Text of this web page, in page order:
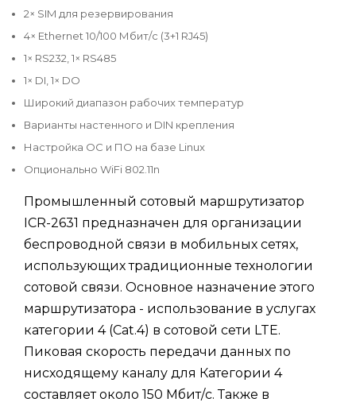
2× SIM для резервирования
4× Ethernet 10/100 Мбит/с (3+1 RJ45)
1× RS232, 1× RS485
1× DI, 1× DO
Широкий диапазон рабочих температур
Варианты настенного и DIN крепления
Настройка ОС и ПО на базе Linux
Опционально WiFi 802.11n
Промышленный сотовый маршрутизатор
ICR-2631 предназначен для организации
беспроводной связи в мобильных сетях,
использующих традиционные технологии
сотовой связи. Основное назначение этого
маршрутизатора - использование в услугах
категории 4 (Cat.4) в сотовой сети LTE.
Пиковая скорость передачи данных по
нисходящему каналу для Категории 4
составляет около 150 Мбит/с. Также в